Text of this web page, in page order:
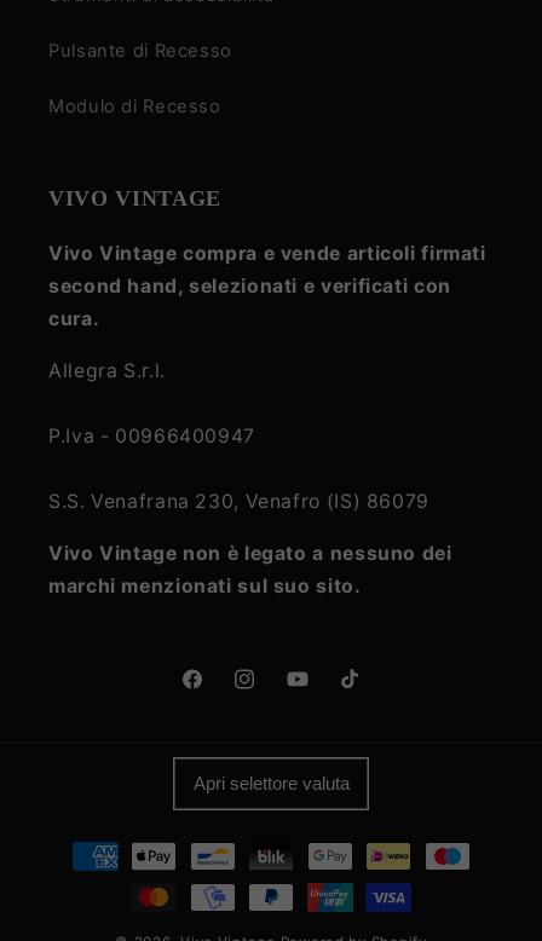
Pulsante di Recesso
Modulo di Recesso
VIVO VINTAGE
Vivo Vintage compra e vende articoli firmati
second hand, selezionati e verificati con
cura.
Allegra S.r.l.
P.Iva - 00966400947
S.S. Venafrana 230, Venafro (IS) 86079
Vivo Vintage non è legato a nessuno dei
marchi menzionati sul suo sito.
FacebookInstagramYouTubeTikTok
Apri selettore valuta
Metodi
pagamento